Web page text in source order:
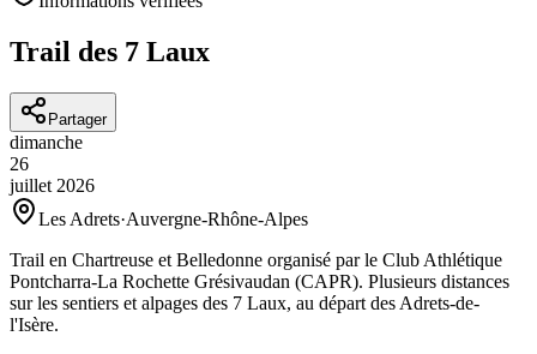
Trail des 7 Laux
Partager
dimanche
26
juillet 2026
Les Adrets·Auvergne-Rhône-Alpes
Trail en Chartreuse et Belledonne organisé par le Club Athlétique
Pontcharra-La Rochette Grésivaudan (CAPR). Plusieurs distances
sur les sentiers et alpages des 7 Laux, au départ des Adrets-de-
l'Isère.